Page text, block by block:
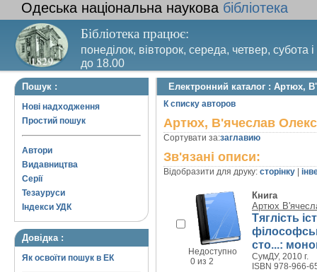
Одеська національна наукова бібліотека
Бібліотека працює:
понеділок, вівторок, середа, четвер, субота
до 18.00
Вихідний день – п’ятниця. Останній четвер
Пошук :
Нові надходження
Простий пошук
Автори
Видавництва
Серії
Тезауруси
Індекси УДК
Довідка :
Як освоїти пошук в ЕК
Електронний каталог : Артюх,
К списку авторов
Артюх, В'ячеслав
Сортувати за:заглавию
Зв'язані описи:
Відобразити для друку: сторінку
Недоступно
0 из 2
Книга
Артюх
Тяглість
сто...:
СумДУ, 2010 г.
ISBN 978-966-